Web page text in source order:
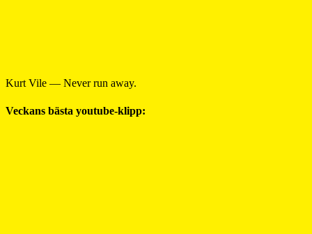
Kurt Vile — Never run away.
Veckans bästa youtube-klipp: